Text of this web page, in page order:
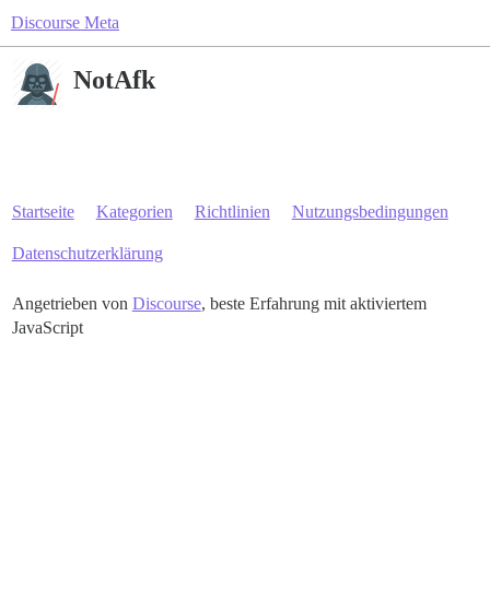
Discourse Meta
NotAfk
Startseite Kategorien Richtlinien Nutzungsbedingungen
Datenschutzerklärung
Angetrieben von Discourse, beste Erfahrung mit aktiviertem
JavaScript